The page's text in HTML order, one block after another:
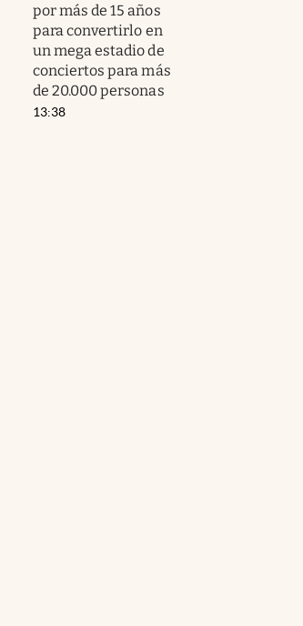
por más de 15 años
para convertirlo en
un mega estadio de
conciertos para más
de 20.000 personas
13:38